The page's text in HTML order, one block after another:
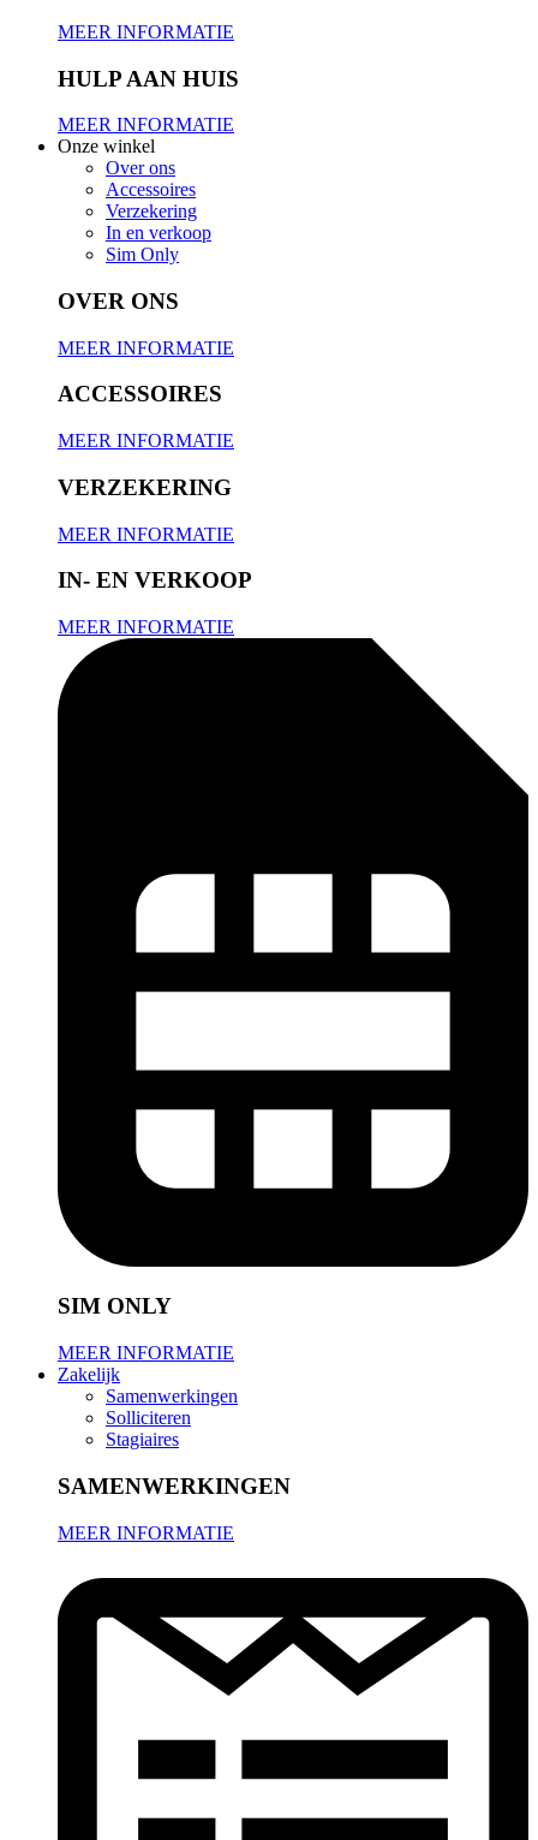
MEER INFORMATIE
HULP AAN HUIS
MEER INFORMATIE
Onze winkel
Over ons
Accessoires
Verzekering
In en verkoop
Sim Only
OVER ONS
MEER INFORMATIE
ACCESSOIRES
MEER INFORMATIE
VERZEKERING
MEER INFORMATIE
IN- EN VERKOOP
MEER INFORMATIE
SIM ONLY
MEER INFORMATIE
Zakelijk
Samenwerkingen
Solliciteren
Stagiaires
SAMENWERKINGEN
MEER INFORMATIE